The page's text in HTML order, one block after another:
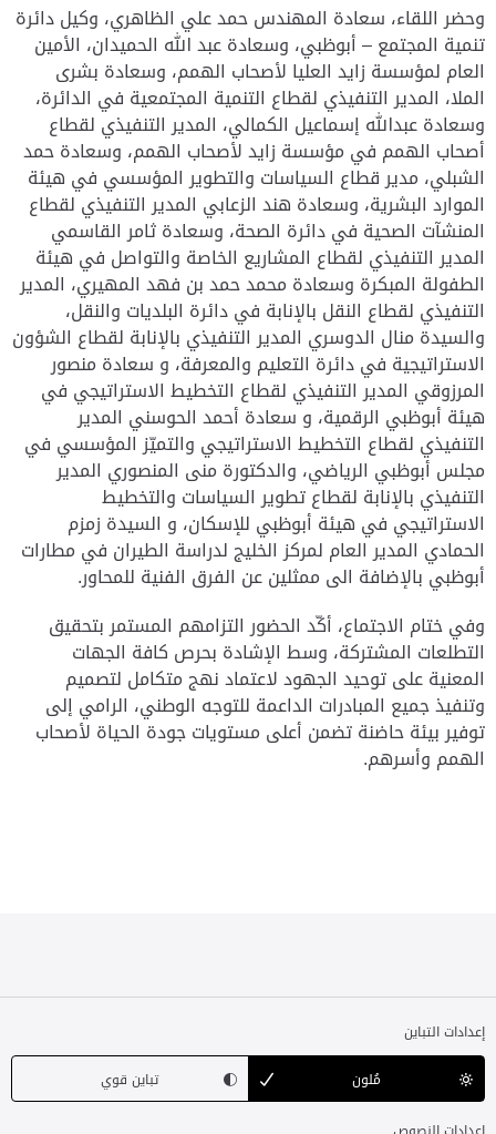
وحضر اللقاء، سعادة المهندس حمد علي الظاهري، وكيل دائرة
تنمية المجتمع – أبوظبي، وسعادة عبد الله الحميدان، الأمين
العام لمؤسسة زايد العليا لأصحاب الهمم، وسعادة بشرى
الملا، المدير التنفيذي لقطاع التنمية المجتمعية في الدائرة،
وسعادة عبدالله إسماعيل الكمالي، المدير التنفيذي لقطاع
أصحاب الهمم في مؤسسة زايد لأصحاب الهمم، وسعادة حمد
الشبلي، مدير قطاع السياسات والتطوير المؤسسي في هيئة
الموارد البشرية، وسعادة هند الزعابي المدير التنفيذي لقطاع
المنشآت الصحية في دائرة الصحة، وسعادة ثامر القاسمي
المدير التنفيذي لقطاع المشاريع الخاصة والتواصل في هيئة
الطفولة المبكرة وسعادة محمد حمد بن فهد المهيري، المدير
التنفيذي لقطاع النقل بالإنابة في دائرة البلديات والنقل،
والسيدة منال الدوسري المدير التنفيذي بالإنابة لقطاع الشؤون
الاستراتيجية في دائرة التعليم والمعرفة، و سعادة منصور
المرزوقي المدير التنفيذي لقطاع التخطيط الاستراتيجي في
هيئة أبوظبي الرقمية، و سعادة أحمد الحوسني المدير
التنفيذي لقطاع التخطيط الاستراتيجي والتميّز المؤسسي في
مجلس أبوظبي الرياضي، والدكتورة منى المنصوري المدير
التنفيذي بالإنابة لقطاع تطوير السياسات والتخطيط
الاستراتيجي في هيئة أبوظبي للإسكان، و السيدة زمزم
الحمادي المدير العام لمركز الخليج لدراسة الطيران في مطارات
أبوظبي بالإضافة الى ممثلين عن الفرق الفنية للمحاور.
وفي ختام الاجتماع، أكّد الحضور التزامهم المستمر بتحقيق
التطلعات المشتركة، وسط الإشادة بحرص كافة الجهات
المعنية على توحيد الجهود لاعتماد نهج متكامل لتصميم
وتنفيذ جميع المبادرات الداعمة للتوجه الوطني، الرامي إلى
توفير بيئة حاضنة تضمن أعلى مستويات جودة الحياة لأصحاب
الهمم وأسرهم.
إعدادات التباين
مُلون
تباين قوي